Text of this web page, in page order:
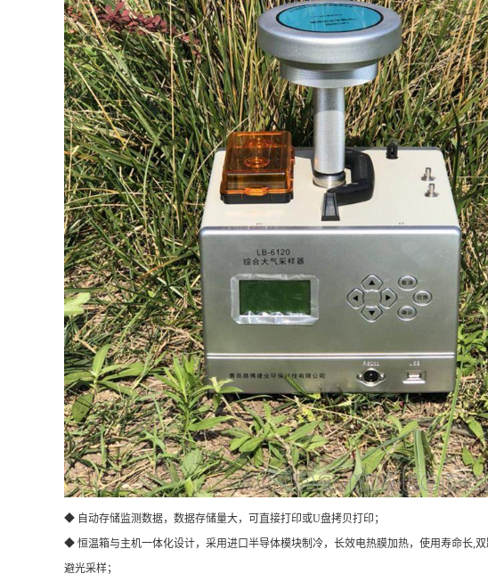
◆ 自动存储监测数据，数据存储量大，可直接打印或U盘拷贝打印；
◆ 恒温箱与主机一体化设计，采用进口半导体模块制冷，长效电热膜加热，使用寿命长,
避光采样；